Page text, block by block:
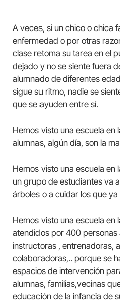
A veces, si un chico o chica
enfermedad o por otras
clase retoma su tarea en el
dejado y no se siente fuera
alumnado de diferentes
sigue su ritmo, nadie se
que se ayuden entre sí.
Hemos visto una escuela en
alumnas, algún día, son la
Hemos visto una escuela en
un grupo de estudiantes va
árboles o a cuidar los que
Hemos visto una escuela en
atendidos por 400 personas
instructoras , entrenadoras,
colaboradoras,.. porque se
espacios de intervención
alumnas, familias,vecinas
educación de la infancia de